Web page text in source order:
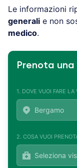
Le informazioni
generali e non
medico.
Prenota
1. DOVE VUOI FARE LA
2. COSA VUOI